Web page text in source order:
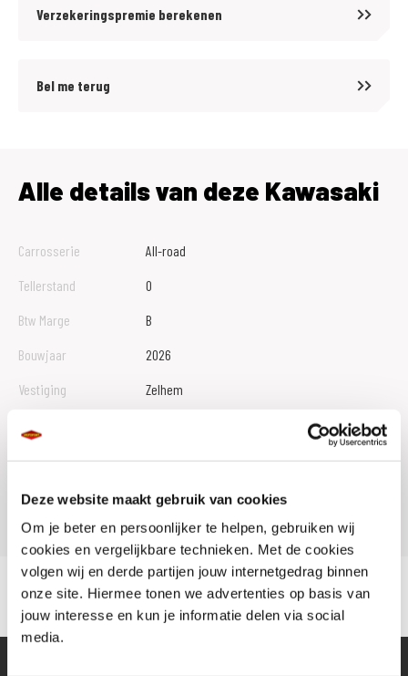
Deze website maakt gebruik van cookies
Om je beter en persoonlijker te helpen, gebruiken wij
cookies en vergelijkbare technieken. Met de cookies
volgen wij en derde partijen jouw internetgedrag binnen
onze site. Hiermee tonen we advertenties op basis van
jouw interesse en kun je informatie delen via social
media.
Verzekeringspremie berekenen
Bel me terug
Alle details van deze Kawasaki
Carrosserie
All-road
Tellerstand
0
Btw Marge
B
Bouwjaar
2026
Vestiging
Zelhem
Rijbewijs type
A2
Model
KLE 500